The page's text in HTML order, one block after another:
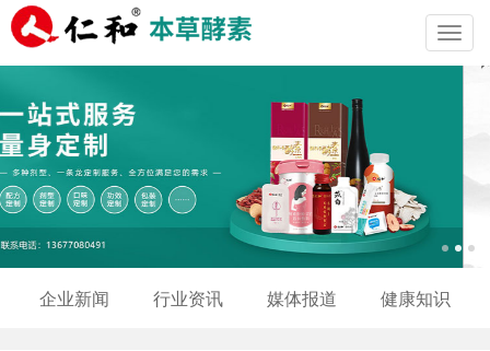
企业新闻 行业资讯 媒体报道 健康知识